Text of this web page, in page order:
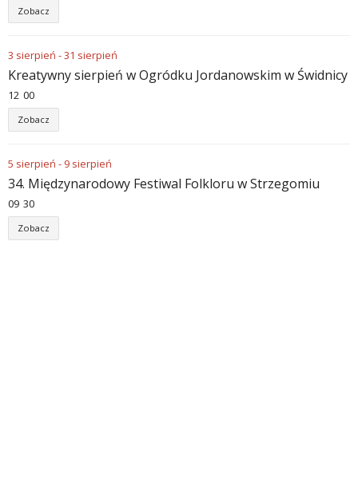
Zobacz
3 sierpień -31 sierpień
Kreatywny sierpień w Ogródku Jordanowskim w Świdnicy
12 00
Zobacz
5 sierpień - 9 sierpień
34. Międzynarodowy Festiwal Folkloru w Strzegomiu
09 30
Zobacz